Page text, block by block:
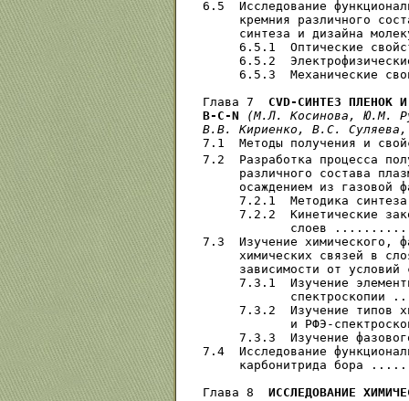
6.5  Исследование
кремния различного
синтеза и дизайна
6.5.1  Оптические
6.5.2
6.5.3  Механические
Глава 7 CVD-СИНТЕЗ ПЛЕНОК
В-С-N
(М.Л. Косинова, Ю.М.
В.В. Кириенко, B.C.
7.1  Методы получения и
7.2  Разработка процесса
различного состава
осаждением из газовой
7.2.1  Методика
7.2.2  Кинетические
слоев
7.3  Изучение химического,
химических связей в
зависимости от условий
7.3.1  Изучение
спектроскопии
7.3.2  Изучение типов
и РФЭ-
7.3.3  Изучение
7.4  Исследование
карбонитрида бора
Глава 8 ИССЛЕДОВАНИЕ